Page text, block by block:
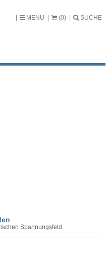
MENU (0) SUCHE
Spannungsfeld